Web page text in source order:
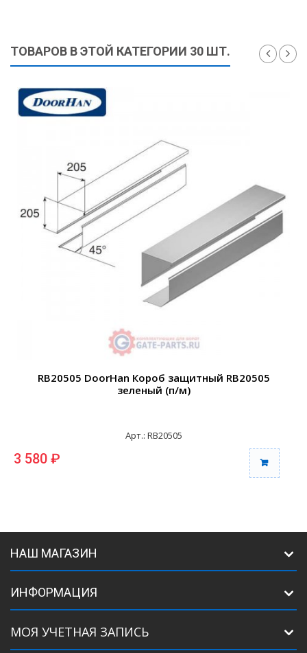
ТОВАРОВ В ЭТОЙ КАТЕГОРИИ 30 ШТ.
RB20505 DoorHan Короб защитный RB20505
зеленый (п/м)
Арт.: RB20505
3 580 ₽
НАШ МАГАЗИН
ИНФОРМАЦИЯ
МОЯ УЧЕТНАЯ ЗАПИСЬ